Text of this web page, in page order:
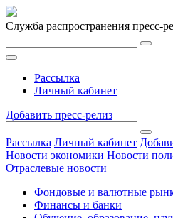
Служба распространения пресс-
Рассылка
Личный кабинет
Добавить пресс-релиз
Рассылка Личный кабинет
Новости экономики Новости
Отраслевые новости
Фондовые и валютные
Финансы и банки